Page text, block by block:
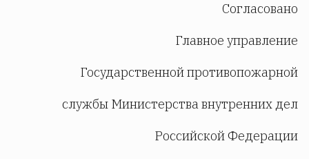
Согласовано
Главное управление
Государственной противопожарной
службы Министерства внутренних дел
Российской Федерации